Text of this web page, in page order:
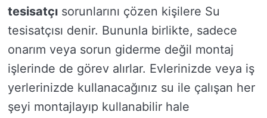
tesisatçı sorunlarını çözen kişilere Su
tesisatçısı denir. Bununla birlikte, sadece
onarım veya sorun giderme değil montaj
işlerinde de görev alırlar. Evlerinizde veya iş
yerlerinizde kullanacağınız su ile çalışan her
şeyi montajlayıp kullanabilir hale